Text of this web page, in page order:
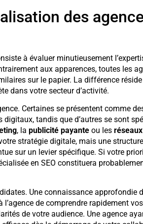
des
à évaluer minutieusement
aux apparences, toutes les
sur le papier. La différence
dans votre secteur d’activité.
Certaines se présentent comme
digitaux, tandis que d’autres se sont
, la publicité payanteou les
stratégie digitale, mais une structure
sur un levier spécifique. Si votre
en SEO constituera
Une connaissance approfondie
de comprendre rapidement
de votre audience. Une agence